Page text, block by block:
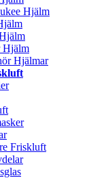
Hjälm
Hjälm
Hjälmar
Friskluft